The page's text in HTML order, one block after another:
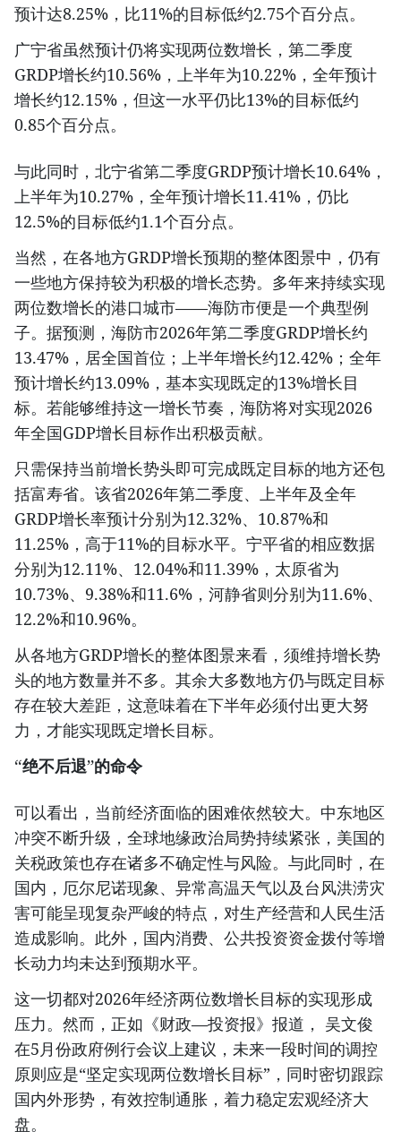
预计达8.25%，比11%的目标低约2.75个百分点。
广宁省虽然预计仍将实现两位数增长，第二季度
GRDP增长约10.56%，上半年为10.22%，全年预计
增长约12.15%，但这一水平仍比13%的目标低约
0.85个百分点。
与此同时，北宁省第二季度GRDP预计增长10.64%，
上半年为10.27%，全年预计增长11.41%，仍比
12.5%的目标低约1.1个百分点。
当然，在各地方GRDP增长预期的整体图景中，仍有
一些地方保持较为积极的增长态势。多年来持续实现
两位数增长的港口城市——海防市便是一个典型例
子。据预测，海防市2026年第二季度GRDP增长约
13.47%，居全国首位；上半年增长约12.42%；全年
预计增长约13.09%，基本实现既定的13%增长目
标。若能够维持这一增长节奏，海防将对实现2026
年全国GDP增长目标作出积极贡献。
只需保持当前增长势头即可完成既定目标的地方还包
括富寿省。该省2026年第二季度、上半年及全年
GRDP增长率预计分别为12.32%、10.87%和
11.25%，高于11%的目标水平。宁平省的相应数据
分别为12.11%、12.04%和11.39%，太原省为
10.73%、9.38%和11.6%，河静省则分别为11.6%、
12.2%和10.96%。
从各地方GRDP增长的整体图景来看，须维持增长势
头的地方数量并不多。其余大多数地方仍与既定目标
存在较大差距，这意味着在下半年必须付出更大努
力，才能实现既定增长目标。
“绝不后退”的命令
可以看出，当前经济面临的困难依然较大。中东地区
冲突不断升级，全球地缘政治局势持续紧张，美国的
关税政策也存在诸多不确定性与风险。与此同时，在
国内，厄尔尼诺现象、异常高温天气以及台风洪涝灾
害可能呈现复杂严峻的特点，对生产经营和人民生活
造成影响。此外，国内消费、公共投资资金拨付等增
长动力均未达到预期水平。
这一切都对2026年经济两位数增长目标的实现形成
压力。然而，正如《财政—投资报》报道， 吴文俊
在5月份政府例行会议上建议，未来一段时间的调控
原则应是“坚定实现两位数增长目标”，同时密切跟踪
国内外形势，有效控制通胀，着力稳定宏观经济大
盘。